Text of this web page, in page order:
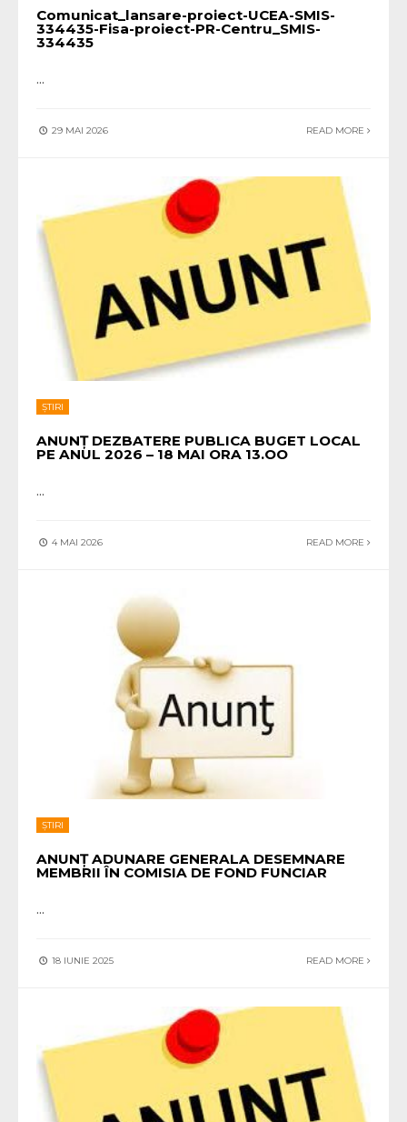
Comunicat_lansare-proiect-UCEA-SMIS-
334435-Fisa-proiect-PR-Centru_SMIS-
334435
...
29 MAI 2026 READ MORE
ȘTIRI
ANUNȚ DEZBATERE PUBLICA BUGET LOCAL
PE ANUL 2026 – 18 MAI ORA 13.OO
...
4 MAI 2026 READ MORE
ȘTIRI
ANUNȚ ADUNARE GENERALA DESEMNARE
MEMBRII ÎN COMISIA DE FOND FUNCIAR
...
18 IUNIE 2025 READ MORE